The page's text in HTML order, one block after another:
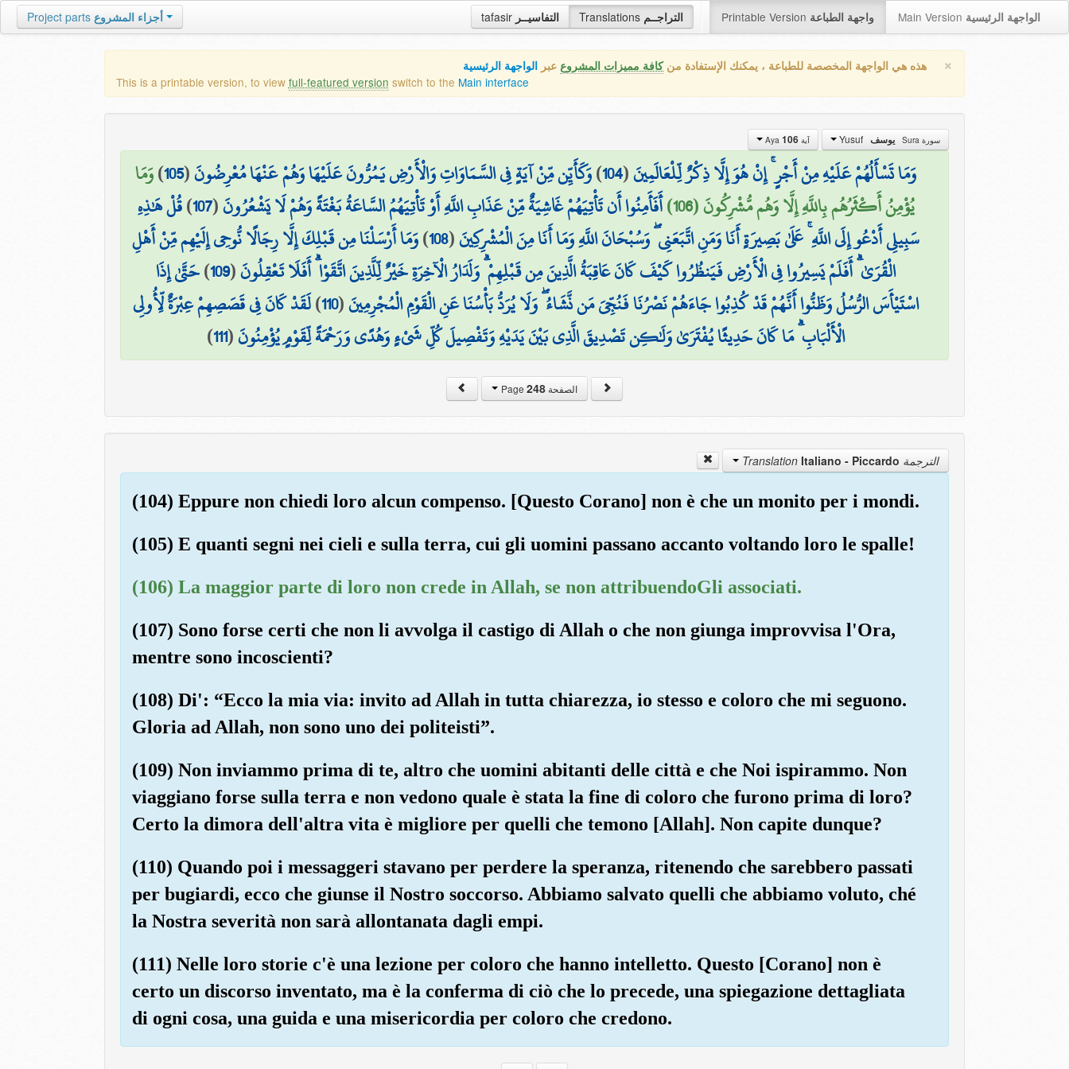
tafasir التفاسيــر Translations التراجــم Printable Version واجهة الطباعة Main Version الواجهة الرئيسية Project parts أجزاء المشروع
× هذه هي الواجهة المخصصة للطباعة ، يمكنك الإستفادة منكافة مميزات المشروع عبر الواجهة الرئيسية
This is a printable version, to view full-featured version switch to the Main interface
سورة Sura يوسف آية Aya 106
وَمَا تَسْأَلُهُمْ عَلَيْهِ مِنْ أَجْرٍ ۚ إِنْ هُوَ إِلَّا ذِكْرٌ لِّلْعَالَمِينَ(
104
)وَكَأَيِّن مِّنْ آيَةٍ فِي السَّمَاوَاتِ وَالْأَرْضِ يَمُرُّونَ عَلَيْهَا وَهُمْ عَنْهَا مُعْرِضُونَ(
105
)وَمَا
يُؤْمِنُ أَكْثَرُهُم بِاللَّهِ إِلَّا وَهُم مُّشْرِكُونَ (106)
أَفَأَمِنُوا أَن تَأْتِيَهُمْ غَاشِيَةٌ مِّنْ عَذَابِ اللَّهِ أَوْ تَأْتِيَهُمُ السَّاعَةُ بَغْتَةً وَهُمْ لَا يَشْعُرُونَ(
107
)قُلْ هَٰذِهِ
سَبِيلِي أَدْعُو إِلَى اللَّهِ ۚ عَلَىٰ بَصِيرَةٍ أَنَا وَمَنِ اتَّبَعَنِي ۖ وَسُبْحَانَ اللَّهِ وَمَا أَنَا مِنَ الْمُشْرِكِينَ(
108
)وَمَا أَرْسَلْنَا مِن قَبْلِكَ إِلَّا رِجَالًا نُّوحِي إِلَيْهِم مِّنْ أَهْلِ
الْقُرَىٰ ۗ أَفَلَمْ يَسِيرُوا فِي الْأَرْضِ فَيَنظُرُوا كَيْفَ كَانَ عَاقِبَةُ الَّذِينَ مِن قَبْلِهِمْ ۗ وَلَدَارُ الْآخِرَةِ خَيْرٌ لِّلَّذِينَ اتَّقَوْا ۗ أَفَلَا تَعْقِلُونَ(
109
)حَتَّىٰ إِذَا
اسْتَيْأَسَ الرُّسُلُ وَظَنُّوا أَنَّهُمْ قَدْ كُذِبُوا جَاءَهُمْ نَصْرُنَا فَنُجِّيَ مَن نَّشَاءُ ۖ وَلَا يُرَدُّ بَأْسُنَا عَنِ الْقَوْمِ الْمُجْرِمِينَ(
110
)لَقَدْ كَانَ فِي قَصَصِهِمْ عِبْرَةٌ لِّأُولِي
الْأَلْبَابِ ۗ مَا كَانَ حَدِيثًا يُفْتَرَىٰ وَلَٰكِن تَصْدِيقَ الَّذِي بَيْنَ يَدَيْهِ وَتَفْصِيلَ كُلِّ شَيْءٍ وَهُدًى وَرَحْمَةً لِّقَوْمٍ يُؤْمِنُونَ(
111
)
الصفحة Page248
الترجمة Translation Italiano - Piccardo
(104) Eppure non chiedi loro alcun compenso. [Questo Corano] non è che un monito per i mondi.
(105) E quanti segni nei cieli e sulla terra, cui gli uomini passano accanto voltando loro le spalle!
(106) La maggior parte di loro non crede in Allah, se non attribuendoGli associati.
(107) Sono forse certi che non li avvolga il castigo di Allah o che non giunga improvvisa l'Ora,
mentre sono incoscienti?
(108) Di': “Ecco la mia via: invito ad Allah in tutta chiarezza, io stesso e coloro che mi seguono.
Gloria ad Allah, non sono uno dei politeisti”.
(109) Non inviammo prima di te, altro che uomini abitanti delle città e che Noi ispirammo. Non
viaggiano forse sulla terra e non vedono quale è stata la fine di coloro che furono prima di loro?
Certo la dimora dell'altra vita è migliore per quelli che temono [Allah]. Non capite dunque?
(110) Quando poi i messaggeri stavano per perdere la speranza, ritenendo che sarebbero passati
per bugiardi, ecco che giunse il Nostro soccorso. Abbiamo salvato quelli che abbiamo voluto, ché
la Nostra severità non sarà allontanata dagli empi.
(111) Nelle loro storie c'è una lezione per coloro che hanno intelletto. Questo [Corano] non è
certo un discorso inventato, ma è la conferma di ciò che lo precede, una spiegazione dettagliata
di ogni cosa, una guida e una misericordia per coloro che credono.